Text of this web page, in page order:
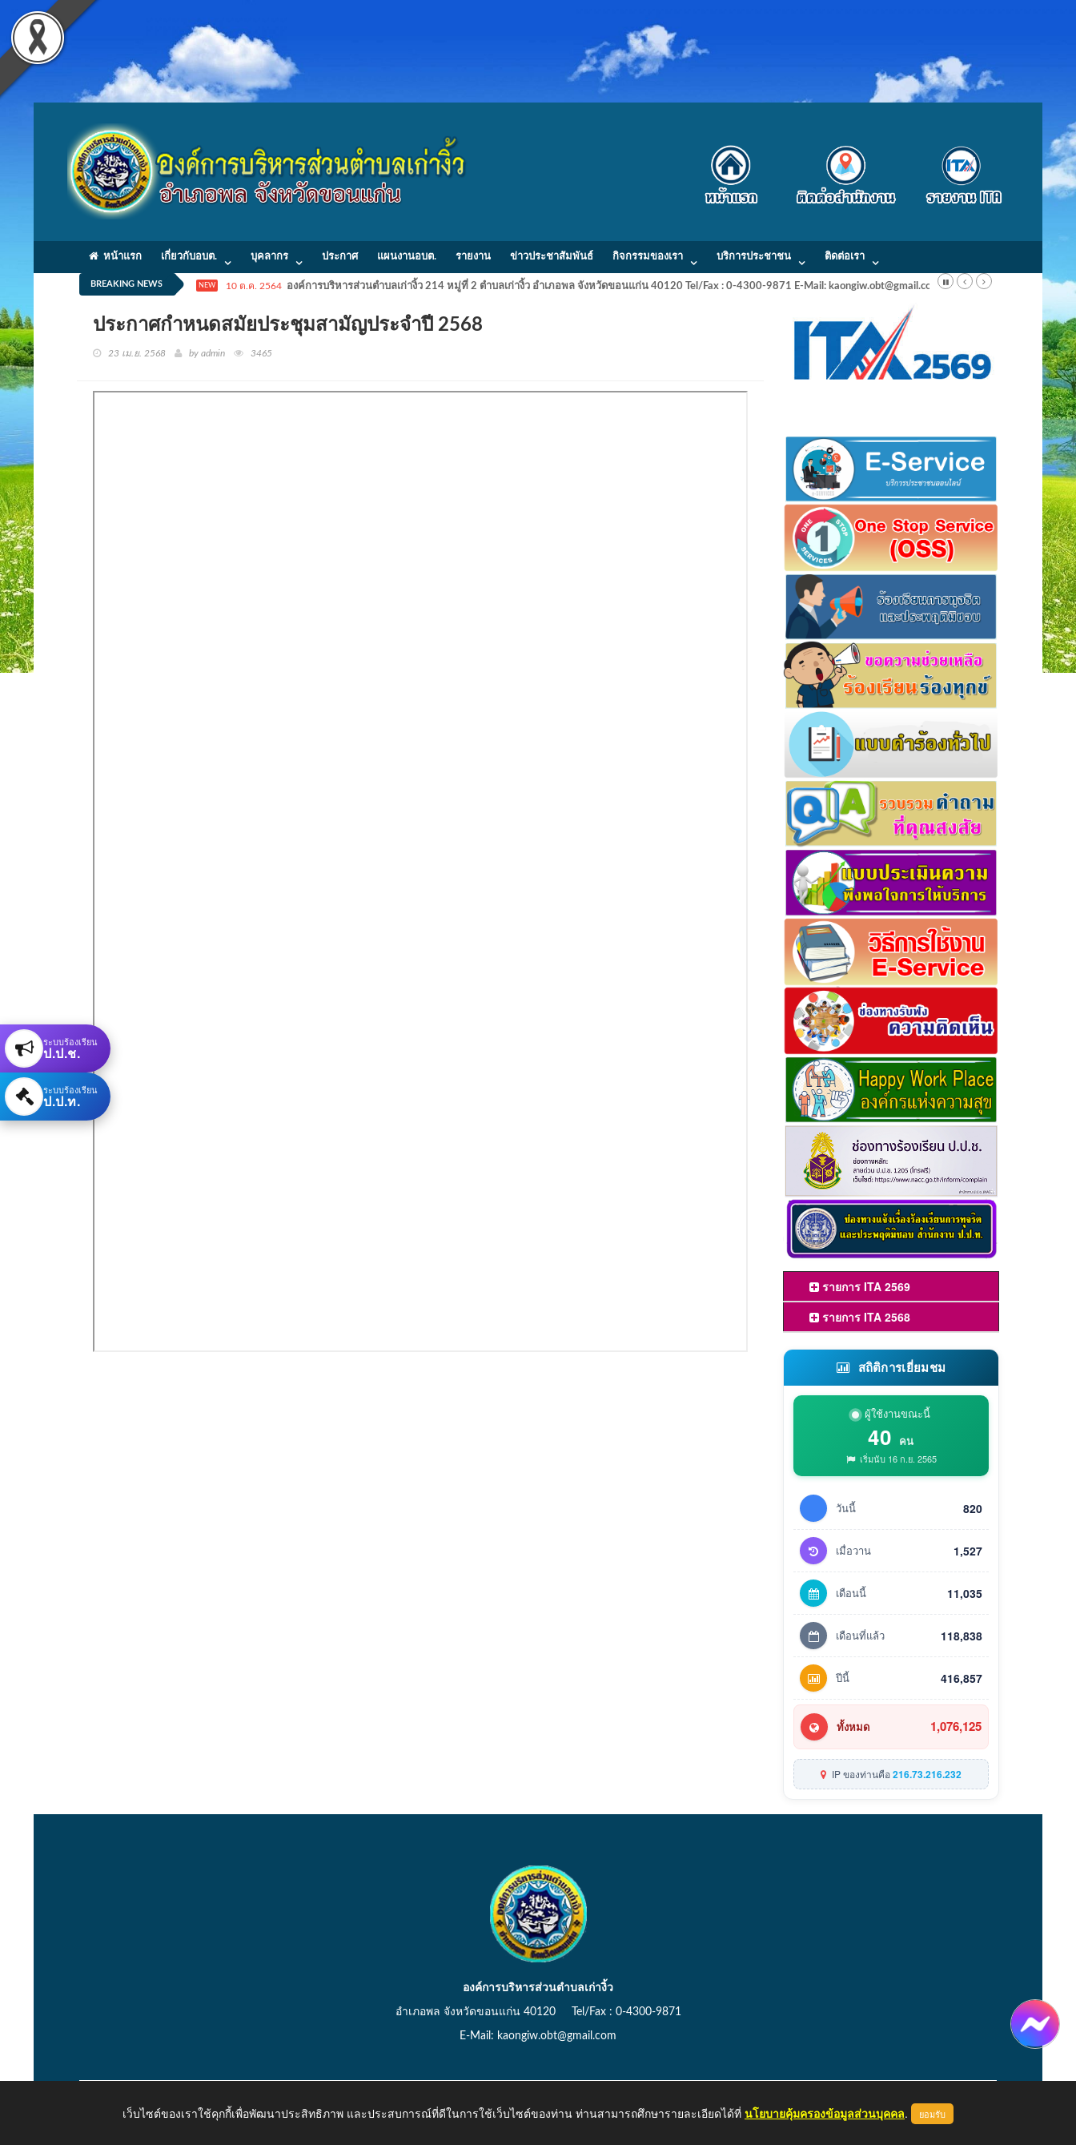
หน้าแรก เกี่ยวกับอบต. บุคลากร ประกาศ แผนงานอบต. รายงาน ข่าวประชาสัมพันธ์ กิจกรรมของเรา บริการประชาชน ติดต่อเรา
BREAKING NEWS NEW 10 ต.ค. 2564 องค์การบริหารส่วนตำบลเก่างิ้ว 214 หมู่ที่ 2 ตำบลเก่างิ้ว อำเภอพล จังหวัดขอนแก่น 40120 Tel/Fax : 0-4300-9871 E-Mail: kaongiw.obt@gmail.com
ประกาศกำหนดสมัยประชุมสามัญประจำปี 2568
23 เม.ย. 2568 by admin 3465
รายการ ITA 2569
รายการ ITA 2568
สถิติการเยี่ยมชม
ผู้ใช้งานขณะนี้
40 คน
เริ่มนับ 16 ก.ย. 2565
วันนี้ 820
เมื่อวาน 1,527
เดือนนี้ 11,035
เดือนที่แล้ว 118,838
ปีนี้ 416,857
ทั้งหมด 1,076,125
IP ของท่านคือ216.73.216.232
ระบบร้องเรียน
ป.ป.ช.
ระบบร้องเรียน
ป.ป.ท.
องค์การบริหารส่วนตำบลเก่างิ้ว
อำเภอพล จังหวัดขอนแก่น 40120 Tel/Fax : 0-4300-9871
E-Mail: kaongiw.obt@gmail.com
Copyright © 2026 All Right Resive http://www.kaongiw.go.th หน้าแรก ผู้ดูแลระบบ
เว็บไซต์ของเราใช้คุกกี้เพื่อพัฒนาประสิทธิภาพ และประสบการณ์ที่ดีในการใช้เว็บไซต์ของท่าน ท่านสามารถศึกษารายละเอียดได้ที่ นโยบายคุ้มครองข้อมูลส่วนบุคคล. ยอมรับ